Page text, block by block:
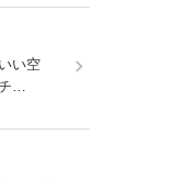
い空
…